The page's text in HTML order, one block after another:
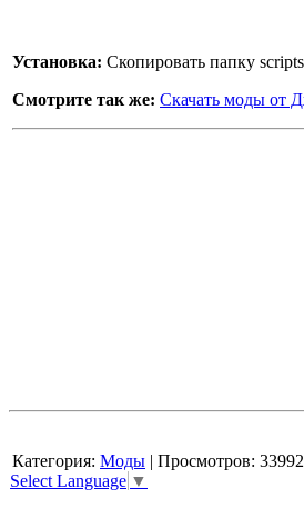
Установка: Скопировать папку
Смотрите так же: Скачать моды от
Категория: Моды | Просмотров:
Select Language ▼